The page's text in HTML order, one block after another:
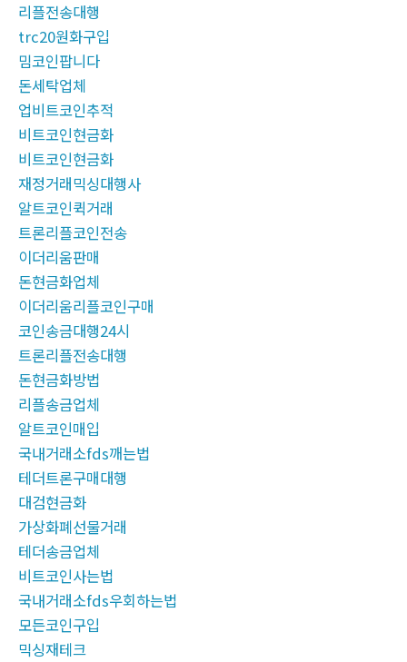
리플전송대행
trc20원화구입
밈코인팝니다
돈세탁업체
업비트코인추적
비트코인현금화
비트코인현금화
재정거래믹싱대행사
알트코인퀵거래
트론리플코인전송
이더리움판매
돈현금화업체
이더리움리플코인구매
코인송금대행24시
트론리플전송대행
돈현금화방법
리플송금업체
알트코인매입
국내거래소fds깨는법
테더트론구매대행
대검현금화
가상화폐선물거래
테더송금업체
비트코인사는법
국내거래소fds우회하는법
모든코인구입
믹싱재테크